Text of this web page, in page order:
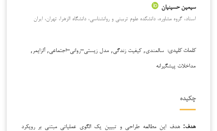
سیمین حسینیان
استاد، گروه مشاوره، دانشکده علوم تربیتی و روانشناسی، دانشگاه الزهرا، تهران، ایران
کلمات کلیدی: سالمندی, کیفیت زندگی, مدل زیستی–روانی–اجتماعی, آلزایمر,
مداخلات پیشگیرانه
چکیده
هدف: هدف این مطالعه طراحی و تبیین یک الگوی عملیاتی مبتنی بر رویکرد